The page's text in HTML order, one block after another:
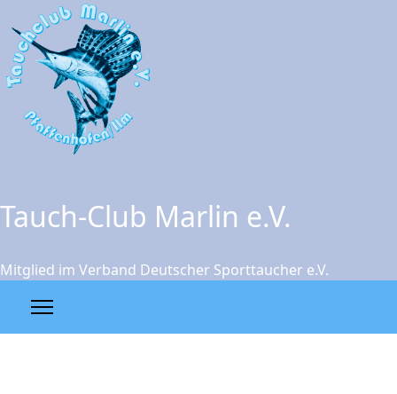
Tauch-Club Marlin e.V.
Mitglied im Verband Deutscher Sporttaucher e.V.